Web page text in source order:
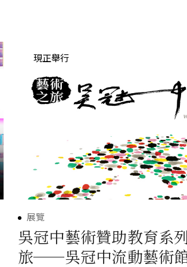
現正舉行
展覽
吳冠中藝術贊助教育系
旅──吳冠中流動藝術